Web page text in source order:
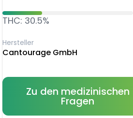
THC: 30.5%
Hersteller
Cantourage GmbH
Zu den medizinischen
Fragen